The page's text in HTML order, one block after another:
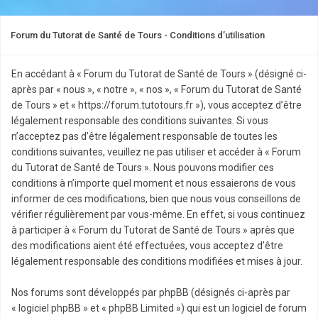
Forum du Tutorat de Santé de Tours - Conditions d’utilisation
En accédant à « Forum du Tutorat de Santé de Tours » (désigné ci-
après par « nous », « notre », « nos », « Forum du Tutorat de Santé
de Tours » et « https://forum.tutotours.fr »), vous acceptez d’être
légalement responsable des conditions suivantes. Si vous
n’acceptez pas d’être légalement responsable de toutes les
conditions suivantes, veuillez ne pas utiliser et accéder à « Forum
du Tutorat de Santé de Tours ». Nous pouvons modifier ces
conditions à n’importe quel moment et nous essaierons de vous
informer de ces modifications, bien que nous vous conseillons de
vérifier régulièrement par vous-même. En effet, si vous continuez
à participer à « Forum du Tutorat de Santé de Tours » après que
des modifications aient été effectuées, vous acceptez d’être
légalement responsable des conditions modifiées et mises à jour.
Nos forums sont développés par phpBB (désignés ci-après par
« logiciel phpBB » et « phpBB Limited ») qui est un logiciel de forum